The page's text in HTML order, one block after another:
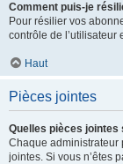
Comment puis-je
Pour résilier vos
contrôle de l’utilisateur
Haut
Pièces jointes
Quelles pièces
Chaque administrateur
jointes. Si vous n’êtes